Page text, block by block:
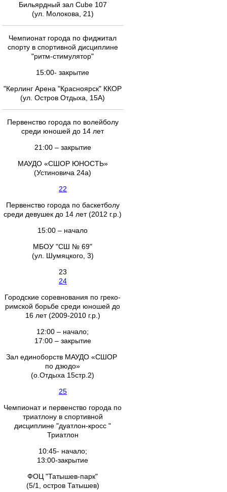
Бильярдный зал Cube 107
(ул. Молокова, 21)
Чемпионат города по фиджитал
спорту в спортивной дисциплине
"ритм-стимулятор"
15:00- закрытие
"Керлинг Арена "Красноярск" ККОР
(ул. Остров Отдыха, 15А)
Первенство города по волейболу
среди юношей до 14 лет
21:00 – закрытие
МАУДО «СШОР ЮНОСТЬ»
(Устиновича 24а)
22
Первенство города по баскетболу
среди девушек до 14 лет (2012 г.р.)
15:00 – начало
МБОУ "СШ № 69"
(ул. Шумяцкого, 3)
23
24
Городские соревнования по греко-
римской борьбе среди юношей до
16 лет (2009-2010 г.р.)
12:00 – начало;
17:00 – закрытие
Зал единоборств МАУДО «СШОР
по дзюдо»
(о.Отдыха 15стр.2)
25
Чемпионат и первенство города по
триатлону в спортивной
дисциплине "дуатлон-кросс "
Триатлон
10:45- начало;
13:00-закрытие
ФОЦ "Татышев-парк"
(5/1, остров Татышев)